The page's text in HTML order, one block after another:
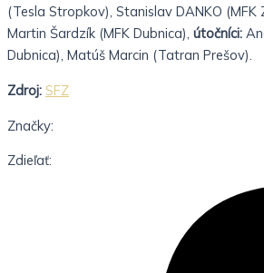
(Tesla Stropkov), Stanislav DANKO (MFK
Martin Šardzík (MFK Dubnica), útočníci:
Dubnica), Matúš Marcin (Tatran Prešov).
Zdroj: SFZ
Značky:
Zdieľať: